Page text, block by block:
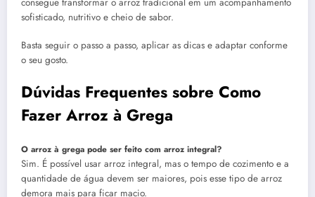
sofisticado, nutritivo e cheio de sabor.
Basta seguir o passo a passo, aplicar as dicas e adaptar conforme
o seu gosto.
Dúvidas Frequentes sobre Como
Fazer Arroz à Grega
O arroz à grega pode ser feito com arroz integral?
Sim. É possível usar arroz integral, mas o tempo de cozimento e a
quantidade de água devem ser maiores, pois esse tipo de arroz
demora mais para ficar macio.